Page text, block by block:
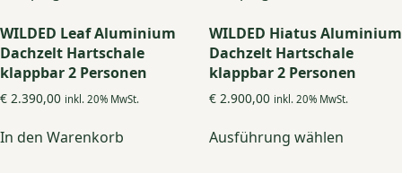
WILDED Leaf Aluminium
Dachzelt Hartschale
klappbar 2 Personen
€ 2.390,00 inkl. 20% MwSt.
In den Warenkorb
WILDED Hiatus Aluminium
Dachzelt Hartschale
klappbar 2 Personen
€2.900,00 inkl. 20% MwSt.
Ausführung wählenProdukt